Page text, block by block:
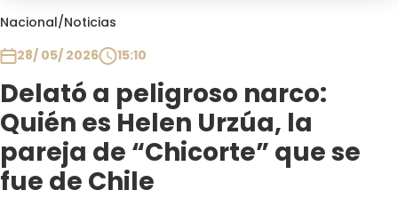
Nacional/Noticias
28/ 05/ 2026
15:10
Delató a peligroso narco:
Quién es Helen Urzúa, la
pareja de “Chicorte” que se
fue de Chile
Club De La Comedia
Plan Perfecto
El Tiempo
Sabingo
Todos Los Programas